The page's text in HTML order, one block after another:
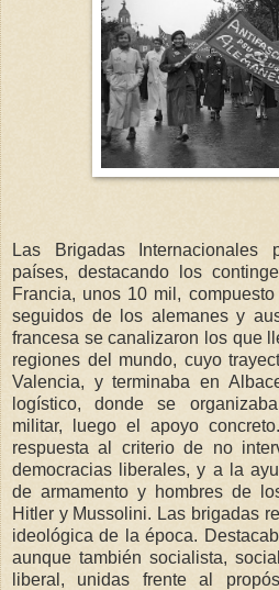
Las Brigadas
países, destacando los
Francia, unos 10 mil,
seguidos de los alemanes y
francesa se canalizaron los que
regiones del mundo, cuyo
Valencia, y terminaba en
logístico, donde se
militar, luego el apoyo
respuesta al criterio de no
democracias liberales, y a la
de armamento y hombres de
Hitler y Mussolini. Las brigadas
ideológica de la época.
aunque también socialista,
liberal, unidas frente al